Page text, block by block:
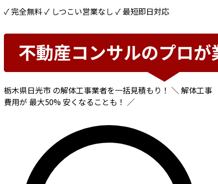
✓ 完全無料 ✓ しつこい営業なし ✓ 最短即日対応
栃木県日光市 の解体工事業者を一括見積もり！ ＼ 解体工事
費用が 最大50%安くなることも！ ／